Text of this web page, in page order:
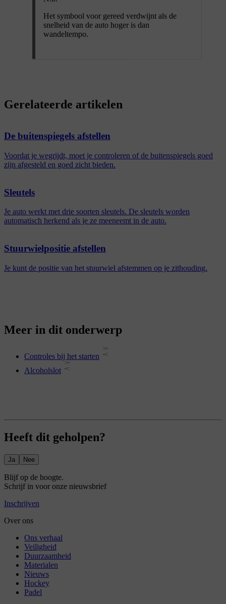
Het symbool voor gereed verdwijnt als de
snelheid van de auto hoger is dan
wandeltempo.
Gerelateerde artikelen
De buitenspiegels afstellen
Voordat je wegrijdt, moet je controleren of de buitenspiegels goed
zijn afgesteld en goed zicht bieden.
Sleutels
Je auto werkt met drie soorten sleutels. De sleutels worden
automatisch herkend als je ze meeneemt in de auto.
Stuurwielpositie afstellen
Je kunt de positie van het stuurwiel afstemmen op je zithouding.
Meer in dit onderwerp
Controles bij het starten
Alcoholslot
Heeft dit geholpen?
Ja Nee